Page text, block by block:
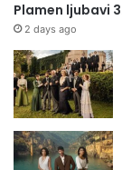
Plamen ljubavi
2 days ago